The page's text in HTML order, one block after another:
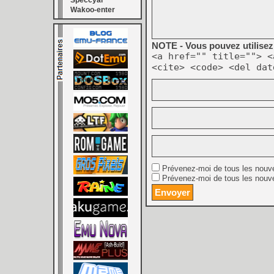
Wakoo-enter
NOTE - Vous pouvez
<a href="" title="">
<cite> <code> <del
Prévenez-moi de tous les
Prévenez-moi de tous les